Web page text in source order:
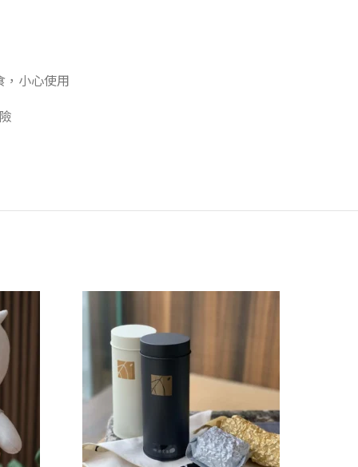
，小心使用